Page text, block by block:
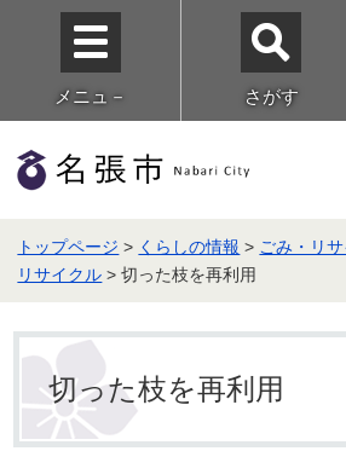
メニュ－ さがす
トップページ > くらしの情報 > ごみ・リ
リサイクル > 切った枝を再利用
切った枝を再利用